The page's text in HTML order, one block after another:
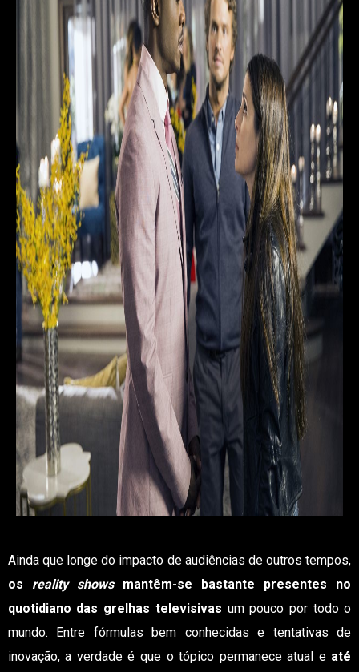
Ainda que longe do impacto de audiências de outros tempos,
os reality showsmantêm-se bastante presentes no
quotidiano das grelhas televisivas um pouco por todo o
mundo. Entre fórmulas bem conhecidas e tentativas de
inovação, a verdade é que o tópico permanece atual e até